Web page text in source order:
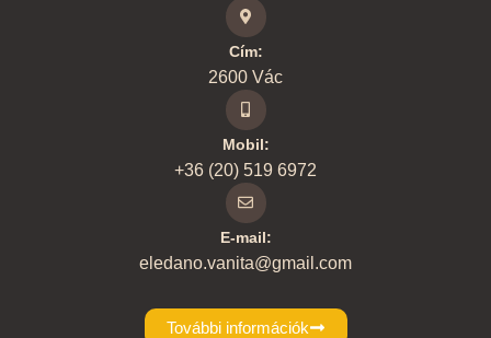
Cím:
2600 Vác
Mobil:
+36 (20) 519 6972
E-mail:
eledano.vanita@gmail.com
További információk